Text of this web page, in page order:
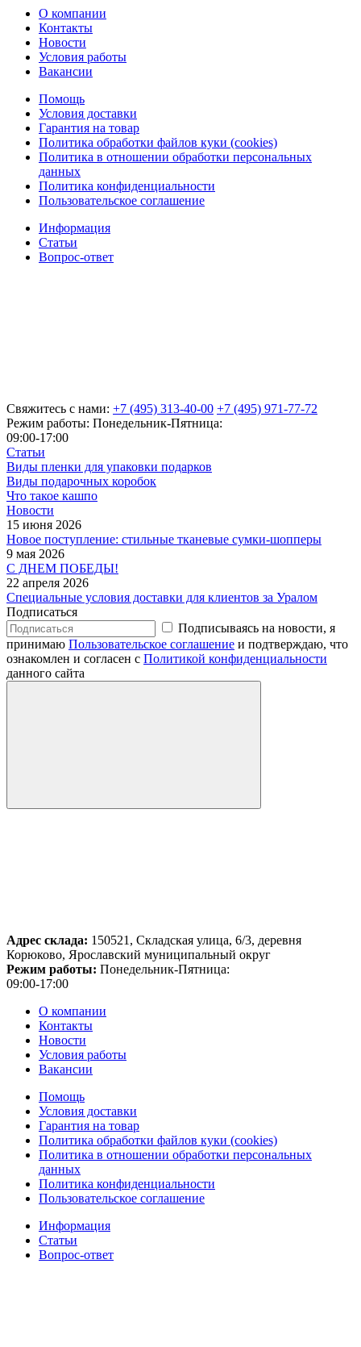
О компании
Контакты
Новости
Условия работы
Вакансии
Помощь
Условия доставки
Гарантия на товар
Политика обработки файлов куки (cookies)
Политика в отношении обработки персональных
данных
Политика конфиденциальности
Пользовательское соглашение
Информация
Статьи
Вопрос-ответ
Свяжитесь с нами: +7 (495) 313-40-00 +7 (495) 971-77-72
Режим работы: Понедельник-Пятница:
09:00-17:00
Статьи
Виды пленки для упаковки подарков
Виды подарочных коробок
Что такое кашпо
Новости
15 июня 2026
Новое поступление: стильные тканевые сумки-шопперы
9 мая 2026
С ДНЕМ ПОБЕДЫ!
22 апреля 2026
Специальные условия доставки для клиентов за Уралом
Подписаться
Подписываясь на новости, я
принимаю Пользовательское соглашение и подтверждаю, что
ознакомлен и согласен с Политикой конфиденциальности
данного сайта
Адрес склада: 150521, Складская улица, 6/3, деревня
Корюково, Ярославский муниципальный округ
Режим работы: Понедельник-Пятница:
09:00-17:00
О компании
Контакты
Новости
Условия работы
Вакансии
Помощь
Условия доставки
Гарантия на товар
Политика обработки файлов куки (cookies)
Политика в отношении обработки персональных
данных
Политика конфиденциальности
Пользовательское соглашение
Информация
Статьи
Вопрос-ответ